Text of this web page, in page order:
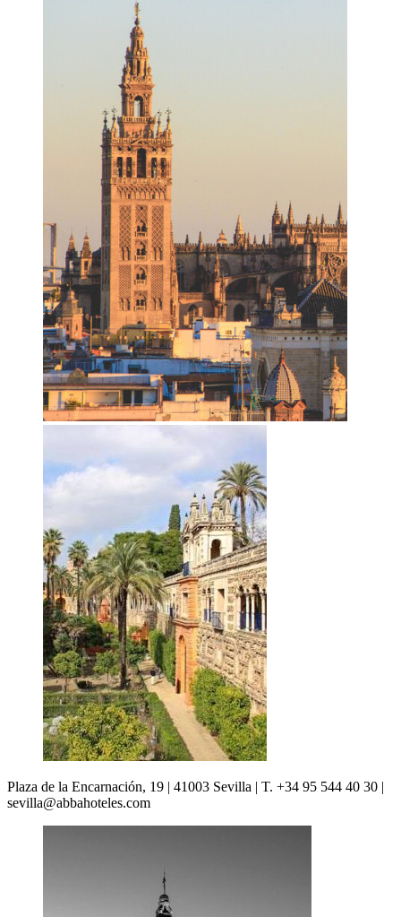
Plaza de la Encarnación, 19 | 41003 Sevilla | T. +34 95 544 40 30 |
sevilla@abbahoteles.com